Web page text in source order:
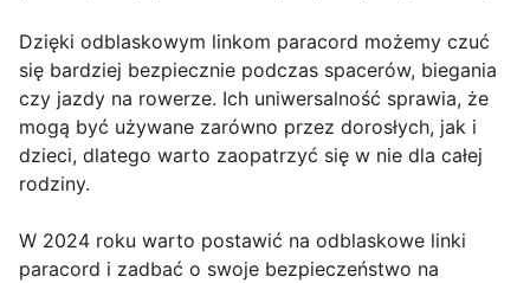
Dzięki odblaskowym linkom paracord możemy czuć
się bardziej bezpiecznie podczas spacerów, biegania
czy jazdy na rowerze. Ich uniwersalność sprawia, że
mogą być używane zarówno przez dorosłych, jak i
dzieci, dlatego warto zaopatrzyć się w nie dla całej
rodziny.
W 2024 roku warto postawić na odblaskowe linki
paracord i zadbać o swoje bezpieczeństwo na